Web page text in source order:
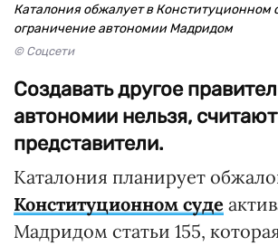
Каталония обжалует в Конституционном
ограничение автономии Мадридом
© Соцсети
Создавать другое
автономии нельзя,
представители.
Каталония планирует
Конституционном суде
Мадридом статьи 155,